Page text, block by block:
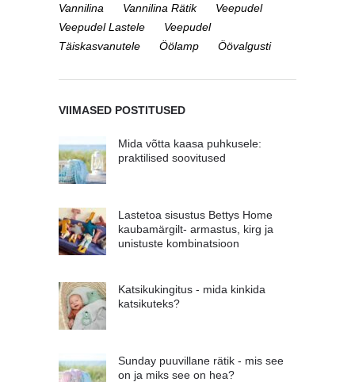
Vannilina
Vannilina Rätik
Veepudel
Veepudel Lastele
Veepudel
Täiskasvanutele
Öölamp Öövalgusti
VIIMASED POSTITUSED
Mida võtta kaasa puhkusele:
praktilised soovitused
Lastetoa sisustus Bettys Home
kaubamärgilt- armastus, kirg ja
unistuste kombinatsioon
Katsikukingitus - mida kinkida
katsikuteks?
Sunday puuvillane rätik - mis see
on ja miks see on hea?